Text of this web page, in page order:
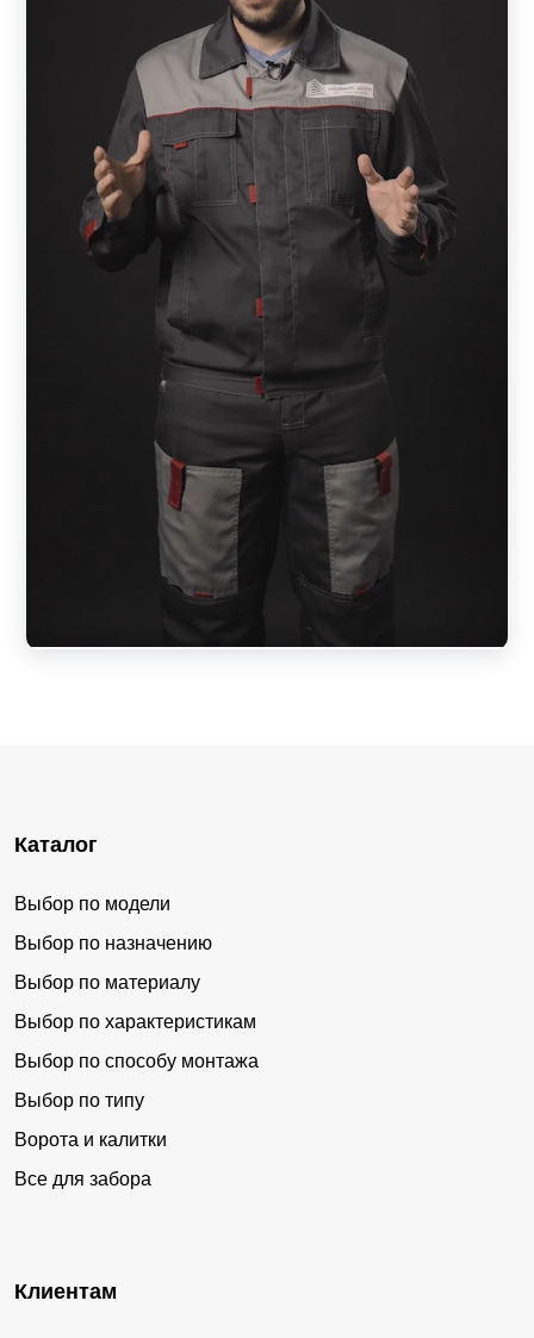
Каталог
Выбор по модели
Выбор по назначению
Выбор по материалу
Выбор по характеристикам
Выбор по способу монтажа
Выбор по типу
Ворота и калитки
Все для забора
Клиентам